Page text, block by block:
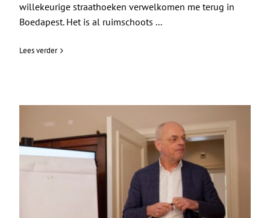
willekeurige straathoeken verwelkomen me terug in
Boedapest. Het is al ruimschoots ...
Lees verder